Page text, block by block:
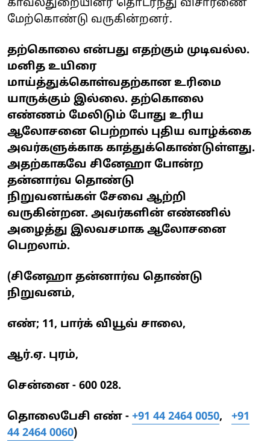
காவல்துறையினர் தொடர்ந்து விசாரணை
மேற்கொண்டு வருகின்றனர்.
தற்கொலை என்பது எதற்கும் முடிவல்ல.
மனித உயிரை
மாய்த்துக்கொள்வதற்கான உரிமை
யாருக்கும் இல்லை. தற்கொலை
எண்ணம் மேலிடும் போது உரிய
ஆலோசனை பெற்றால் புதிய வாழ்க்கை
அவர்களுக்காக காத்துக்கொண்டுள்ளது.
அதற்காகவே சினேஹா போன்ற
தன்னார்வ தொண்டு
நிறுவனங்கள் சேவை ஆற்றி
வருகின்றன. அவர்களின் எண்ணில்
அழைத்து இலவசமாக ஆலோசனை
பெறலாம்.
(சினேஹா தன்னார்வ தொண்டு
நிறுவனம்,
எண்; 11, பார்க் வியூவ் சாலை,
ஆர்.ஏ. புரம்,
சென்னை - 600 028.
தொலைபேசி எண் - +91 44 2464 0050, +91
44 2464 0060)